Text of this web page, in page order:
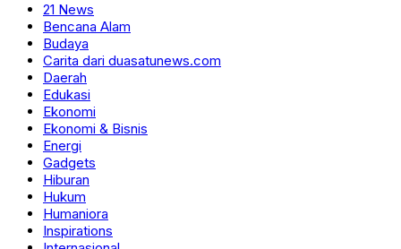
21 News
Bencana Alam
Budaya
Carita dari duasatunews.com
Daerah
Edukasi
Ekonomi
Ekonomi & Bisnis
Energi
Gadgets
Hiburan
Hukum
Humaniora
Inspirations